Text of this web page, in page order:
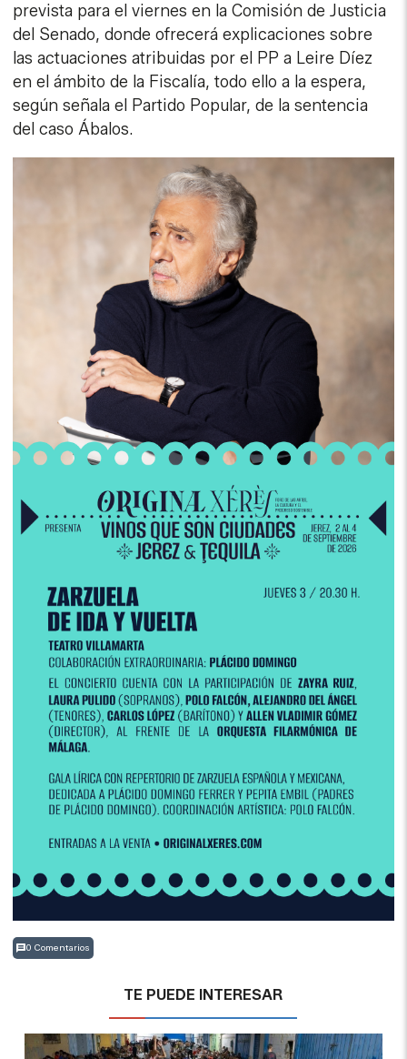
prevista para el viernes en la Comisión de Justicia
del Senado, donde ofrecerá explicaciones sobre
las actuaciones atribuidas por el PP a Leire Díez
en el ámbito de la Fiscalía, todo ello a la espera,
según señala el Partido Popular, de la sentencia
del caso Ábalos.
0 Comentarios
TE PUEDE INTERESAR